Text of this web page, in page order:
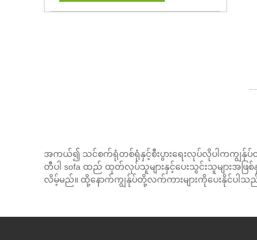
အကယ်၍ သင်စက်ရုံတစ်ရုံနှင့်စီးပွားရေးလုပ်လိုပါကကျွန်ုပ်
တီပါ sofa ထည် ထုတ်လုပ်သူများနှင့်ပေးသွင်းသူများအဖ
လိမ့်မည်။ ထို့နောက်ကျွန်ုပ်တို့လက်ကားများကိုပေးနိုင်ပ